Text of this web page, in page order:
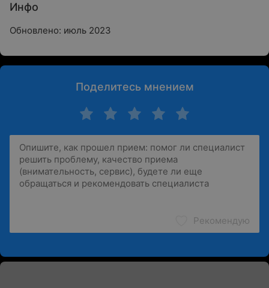
Инфо
Обновлено: июль 2023
Поделитесь мнением
Рекомендую